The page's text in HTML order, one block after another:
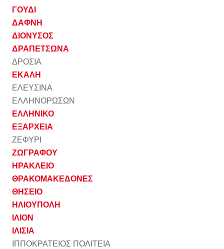
ΓΟΥΔΙ
ΔΑΦΝΗ
ΔΙΟΝΥΣΟΣ
ΔΡΑΠΕΤΣΩΝΑ
ΔΡΟΣΙΑ
ΕΚΑΛΗ
ΕΛΕΥΣΙΝΑ
ΕΛΛΗΝΟΡΩΣΩΝ
ΕΛΛΗΝΙΚΟ
ΕΞΑΡΧΕΙΑ
ΖΕΦΥΡΙ
ΖΩΓΡΑΦΟΥ
ΗΡΑΚΛΕΙΟ
ΘΡΑΚΟΜΑΚΕΔΟΝΕΣ
ΘΗΣΕΙΟ
ΗΛΙΟΥΠΟΛΗ
ΙΛΙΟΝ
ΙΛΙΣΙΑ
ΙΠΠΟΚΡΑΤΕΙΟΣ ΠΟΛΙΤΕΙΑ